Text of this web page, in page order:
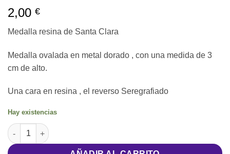
2,00 €
Medalla resina de Santa Clara
Medalla ovalada en metal dorado , con una medida de 3
cm de alto.
Una cara en resina , el reverso Seregrafiado
Hay existencias
Medalla resina de Santa Clara cantidad